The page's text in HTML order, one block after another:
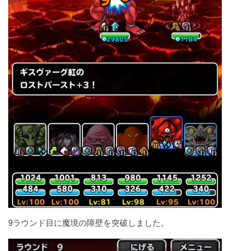
9ラウンド目に魔境の障壁を突破しました。